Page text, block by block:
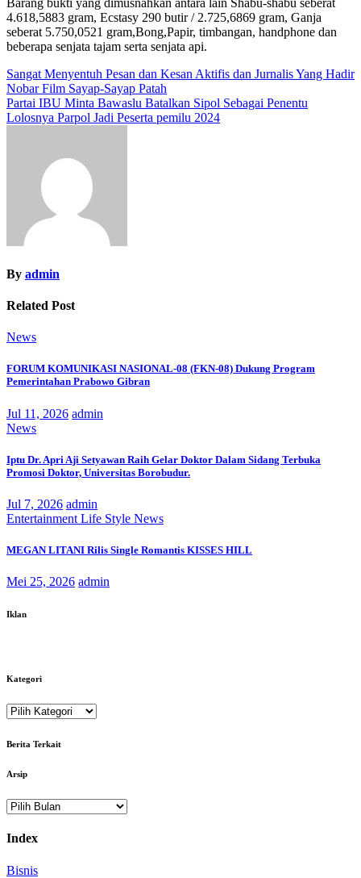
Barang bukti yang dimusnahkan antara lain Shabu-shabu seberat
4.618,5883 gram, Ecstasy 290 butir / 2.725,6869 gram, Ganja
seberat 5.750,0521 gram,Bong,Papir, timbangan, handphone dan
beberapa senjata tajam serta senjata api.
Navigasi
pos
Sangat Menyentuh Pesan dan Kesan Aktifis dan Jurnalis Yang Hadir
Nobar Film Sayap-Sayap Patah
Partai IBU Minta Bawaslu Batalkan Sipol Sebagai Penentu
Lolosnya Parpol Jadi Peserta pemilu 2024
By admin
Related Post
News
FORUM KOMUNIKASI NASIONAL-08 (FKN-08) Dukung Program
Pemerintahan Prabowo Gibran
Jul 11, 2026 admin
News
Iptu Dr. Apri Aji Setyawan Raih Gelar Doktor Dalam Sidang Terbuka
Promosi Doktor, Universitas Borobudur.
Jul 7, 2026 admin
Entertainment Life Style News
MEGAN LITANI Rilis Single Romantis KISSES HILL
Mei 25, 2026 admin
Iklan
Kategori
Kategori
Berita Terkait
Arsip
Arsip
Index
Bisnis